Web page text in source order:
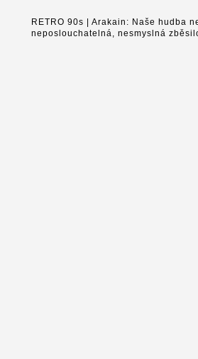
RETRO 90s | Arakain: Naše hudba
neposlouchatelná, nesmyslná